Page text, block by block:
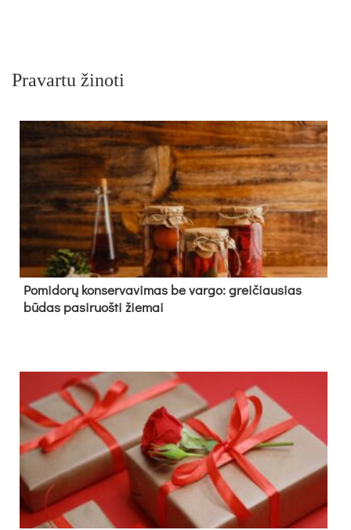
Pravartu žinoti
Pomidorų konservavimas be vargo: greičiausias
būdas pasiruošti žiemai